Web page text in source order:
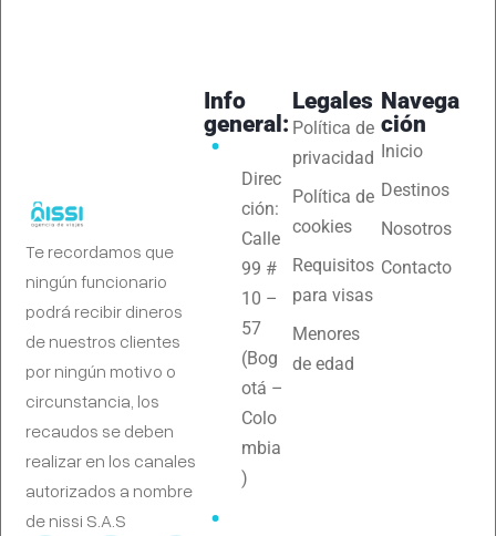
Te recordamos que
ningún funcionario
podrá recibir dineros
de nuestros clientes
por ningún motivo o
circunstancia, los
recaudos se deben
realizar en los canales
autorizados a nombre
de nissi S.A.S
Navega
ción
Inicio
Destinos
Nosotros
Contacto
Legales
Política de
privacidad
Política de
cookies
Requisitos
para visas
Menores
de edad
Info
general:
Direc
ción:
Calle
99 #
10 –
57
(Bog
otá –
Colo
mbia
)